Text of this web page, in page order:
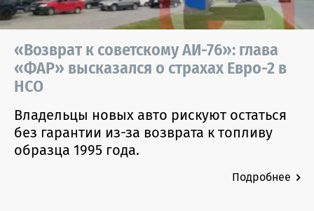
«Возврат к советскому АИ-76»: глава
«ФАР» высказался о страхах Евро-2 в
НСО
Владельцы новых авто рискуют остаться
без гарантии из-за возврата к топливу
образца 1995 года.
Подробнее